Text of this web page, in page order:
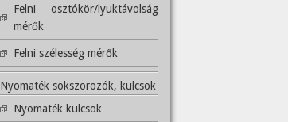
Felni osztókör/lyuktávolság
mérők
Felni szélesség mérők
Nyomaték sokszorozók, kulcsok
Nyomaték kulcsok